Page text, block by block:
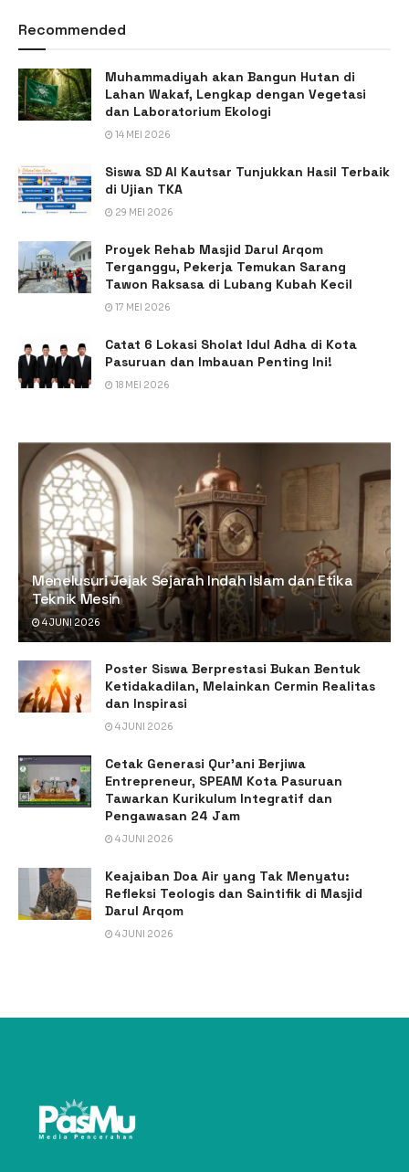
Recommended
Muhammadiyah akan Bangun Hutan di
Lahan Wakaf, Lengkap dengan Vegetasi
dan Laboratorium Ekologi
14 MEI 2026
Siswa SD Al Kautsar Tunjukkan Hasil Terbaik
di Ujian TKA
29 MEI 2026
Proyek Rehab Masjid Darul Arqom
Terganggu, Pekerja Temukan Sarang
Tawon Raksasa di Lubang Kubah Kecil
17 MEI 2026
Catat 6 Lokasi Sholat Idul Adha di Kota
Pasuruan dan Imbauan Penting Ini!
18 MEI 2026
Menelusuri Jejak Sejarah Indah Islam dan Etika
Teknik Mesin
4 JUNI 2026
Poster Siswa Berprestasi Bukan Bentuk
Ketidakadilan, Melainkan Cermin Realitas
dan Inspirasi
4 JUNI 2026
Cetak Generasi Qur’ani Berjiwa
Entrepreneur, SPEAM Kota Pasuruan
Tawarkan Kurikulum Integratif dan
Pengawasan 24 Jam
4 JUNI 2026
Keajaiban Doa Air yang Tak Menyatu:
Refleksi Teologis dan Saintifik di Masjid
Darul Arqom
4 JUNI 2026